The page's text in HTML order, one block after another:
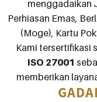
menggadaikan
Perhiasan Emas,
(Moge), Kartu
Kami tersertifikasi
ISO 27001
memberikan